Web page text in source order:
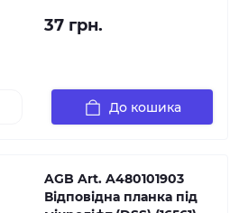
37 грн.
До кошика
AGB Art. A480101903
Відповідна планка під